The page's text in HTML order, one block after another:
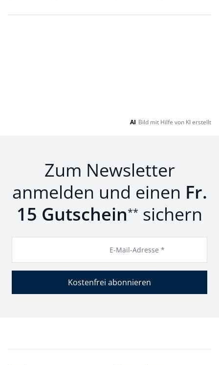
AI Bild mit Hilfe von KI erstellt
Zum Newsletter
anmelden und einen Fr.
15 Gutschein** sichern
E-Mail-Adresse *
Kostenfrei abonnieren